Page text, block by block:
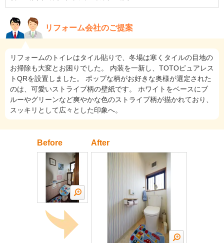
リフォーム会社のご提案
リフォームのトイレはタイル貼りで、冬場は寒くタイルの目地の
お掃除も大変とお困りでした。 内装を一新し、TOTOピュアレス
トQRを設置しました。 ポップな柄がお好きな奥様が選定された
のは、可愛いストライプ柄の壁紙です。 ホワイトをベースにブ
ルーやグリーンなど爽やかな色のストライプ柄が描かれており、
スッキリとして広々とした印象へ。
Before After